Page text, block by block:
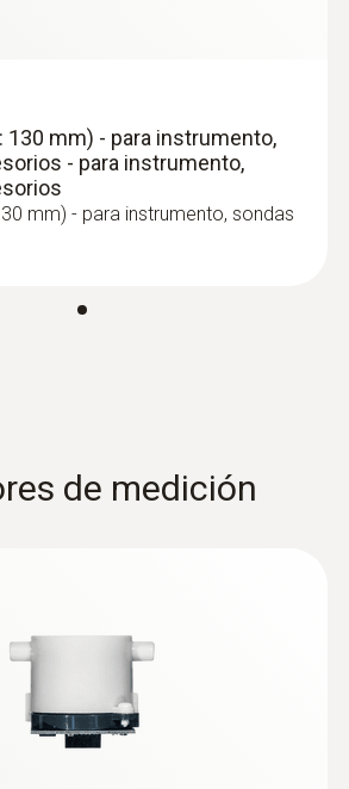
130 mm) - para instrumento,
- para instrumento,
mm) - para instrumento, sondas
de medición